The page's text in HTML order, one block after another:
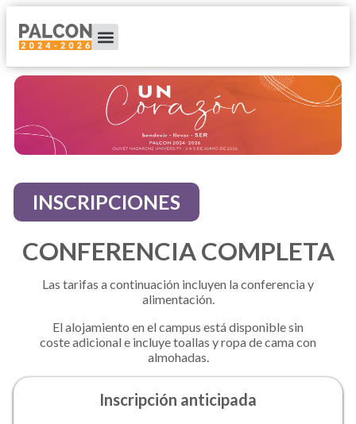
INSCRIPCIONES
CONFERENCIA COMPLETA
Las tarifas a continuación incluyen la conferencia y
alimentación.
El alojamiento en el campus está disponible sin
coste adicional e incluye toallas y ropa de cama con
almohadas.
Inscripción anticipada